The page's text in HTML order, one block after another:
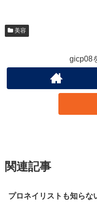
美容
gicp08
関連記事
プロネイリストも知らな